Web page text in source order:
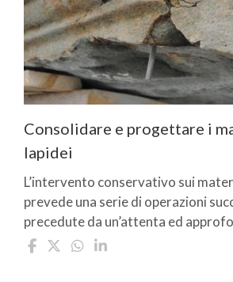
Consolidare e progettare i
lapidei
L’intervento conservativo sui
prevede una serie di operazioni
precedute da un’attenta ed